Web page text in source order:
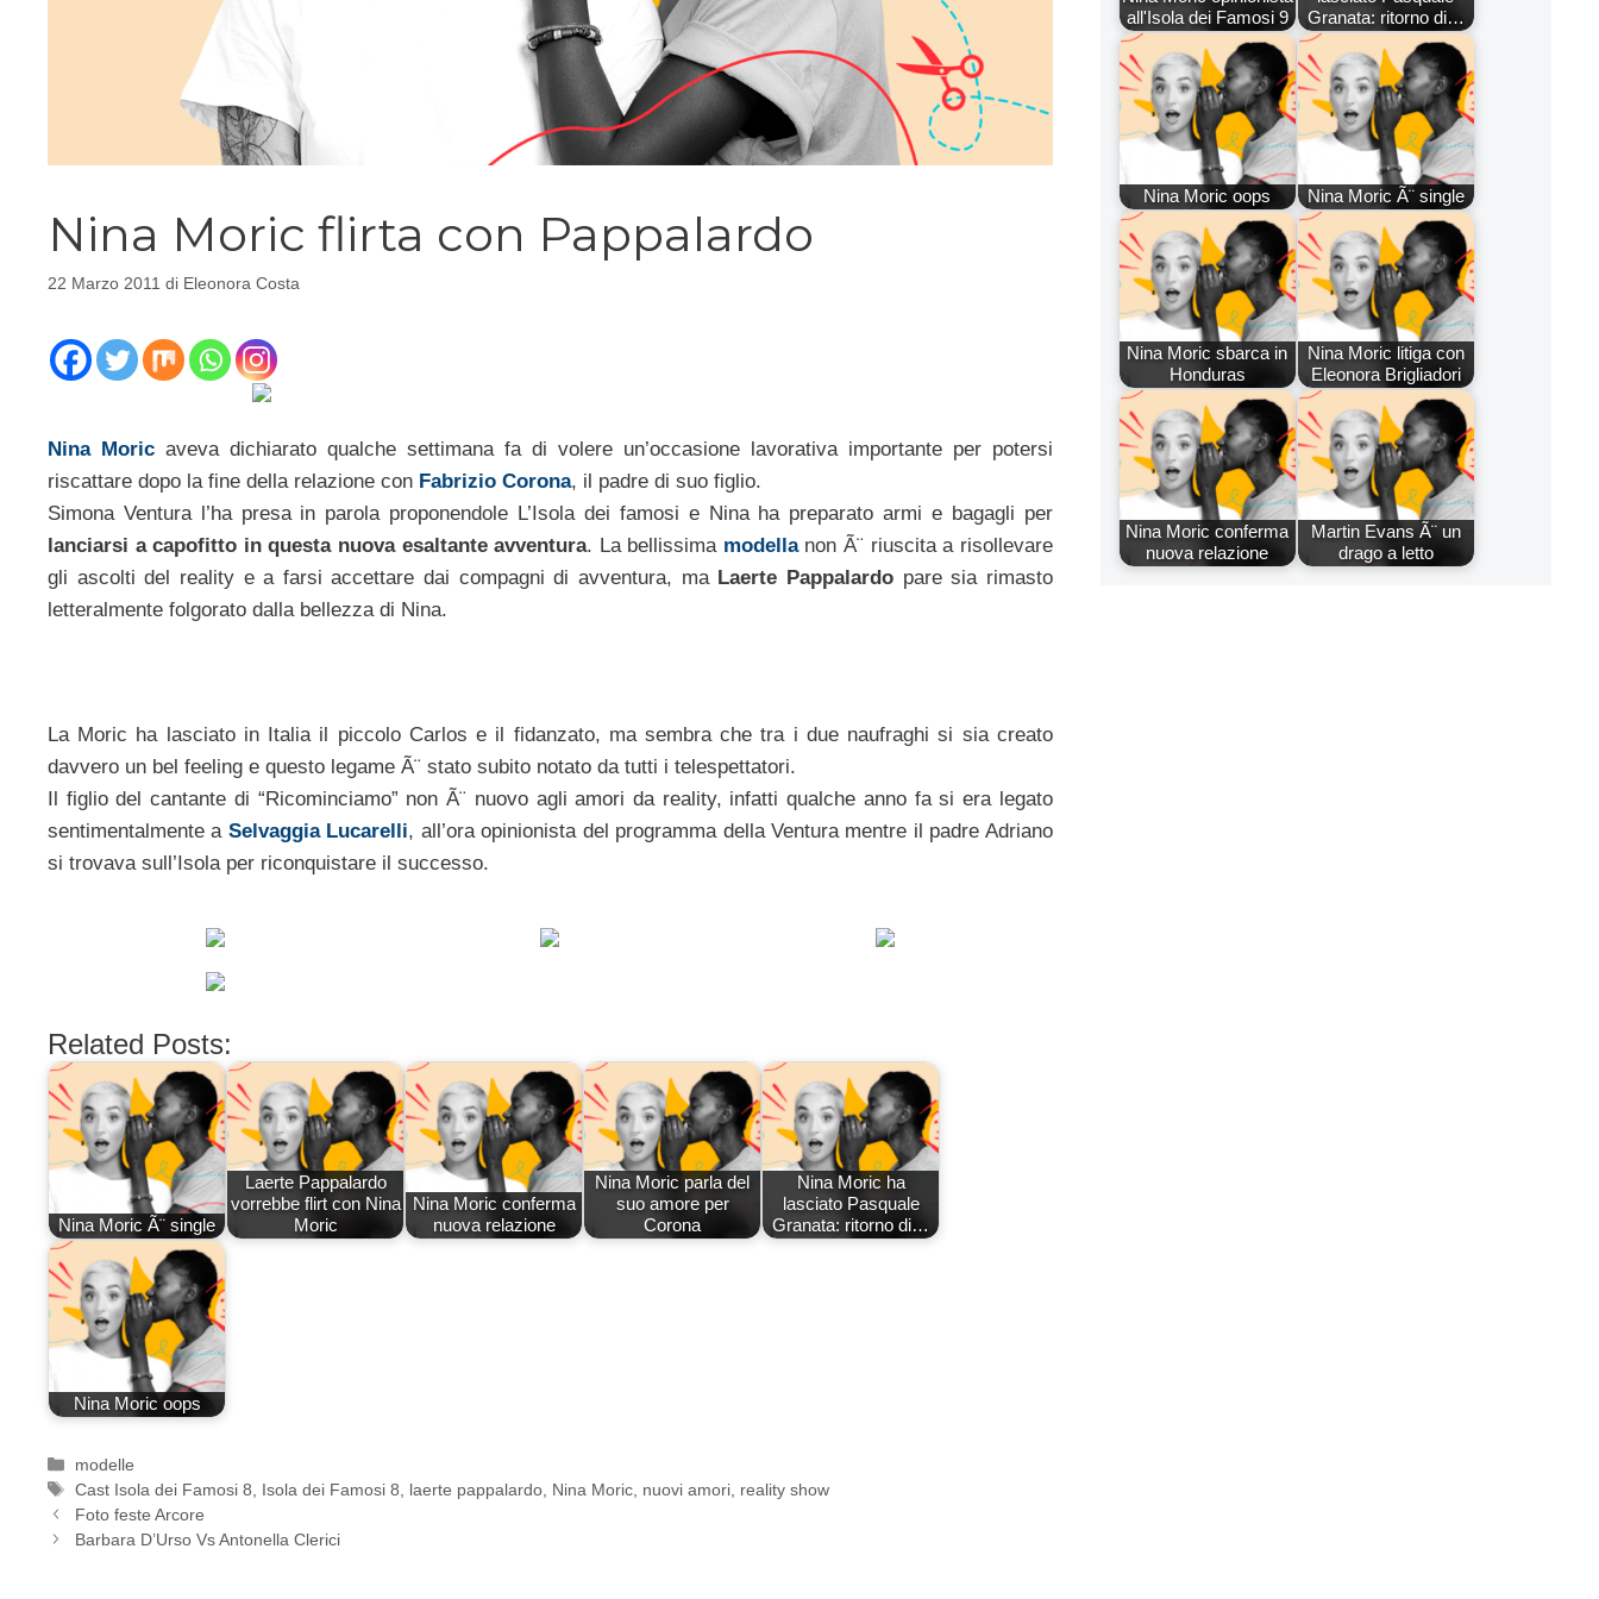
Nina Moric flirta con Pappalardo
22 Marzo 2011 di Eleonora Costa
Nina Moricaveva dichiarato qualche settimana fa di volere un’occasione lavorativa importante per potersi
riscattare dopo la fine della relazione con Fabrizio Corona, il padre di suo figlio.
Simona Ventura l’ha presa in parola proponendole L’Isola dei famosi e Nina ha preparato armi e bagagli per
lanciarsi a capofitto in questa nuova esaltante avventura. La bellissima modellanon Ã¨ riuscita a risollevare
gli ascolti del reality e a farsi accettare dai compagni di avventura, ma Laerte Pappalardopare sia rimasto
letteralmente folgorato dalla bellezza di Nina.
La Moric ha lasciato in Italia il piccolo Carlos e il fidanzato, ma sembra che tra i due naufraghi si sia creato
davvero un bel feeling e questo legame Ã¨ stato subito notato da tutti i telespettatori.
Il figlio del cantante di “Ricominciamo” non Ã¨ nuovo agli amori da reality, infatti qualche anno fa si era legato
sentimentalmente a Selvaggia Lucarelli, all’ora opinionista del programma della Ventura mentre il padre Adriano
si trovava sull’Isola per riconquistare il successo.
Related Posts:
Nina Moric Ã¨ single
Laerte Pappalardo
vorrebbe flirt con Nina
Moric
Nina Moric conferma
nuova relazione
Nina Moric parla del
suo amore per
Corona
Nina Moric ha
lasciato Pasquale
Granata: ritorno di…
Nina Moric oops
Categorie
modelle
Tag
Cast Isola dei Famosi 8 Isola dei Famosi 8 laerte pappalardo Nina Moric nuovi amori reality show
Foto feste Arcore
Barbara D’Urso Vs Antonella Clerici
all'Isola dei Famosi 9
Granata: ritorno di…
Nina Moric oops Nina Moric Ã¨ single
Nina Moric sbarca in
Honduras
Nina Moric litiga con
Eleonora Brigliadori
Nina Moric conferma
nuova relazione
Martin Evans Ã¨ un
drago a letto